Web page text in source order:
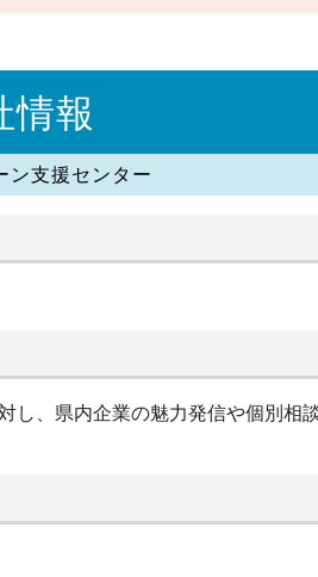
情報
ン支援センター
し、県内企業の魅力発信や個別相